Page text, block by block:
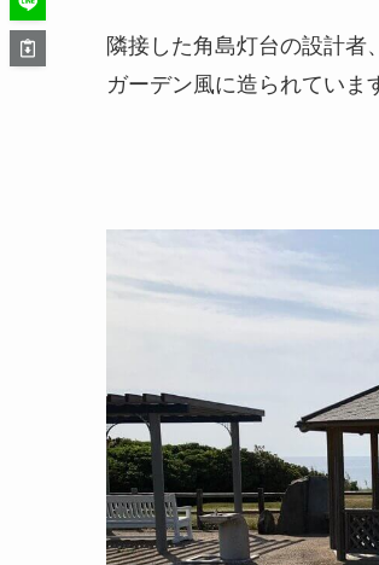
隣接した角島灯台の設計者
ガーデン風に造られていま